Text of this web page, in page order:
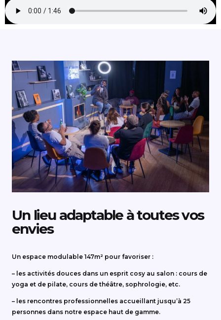
Un lieu adaptable à toutes vos
envies
Un espace modulable 147m² pour favoriser :
– les activités douces dans un esprit cosy au salon : cours de
yoga et de pilate, cours de théâtre, sophrologie, etc.
– les rencontres professionnelles accueillant jusqu’à 25
personnes dans notre espace haut de gamme.